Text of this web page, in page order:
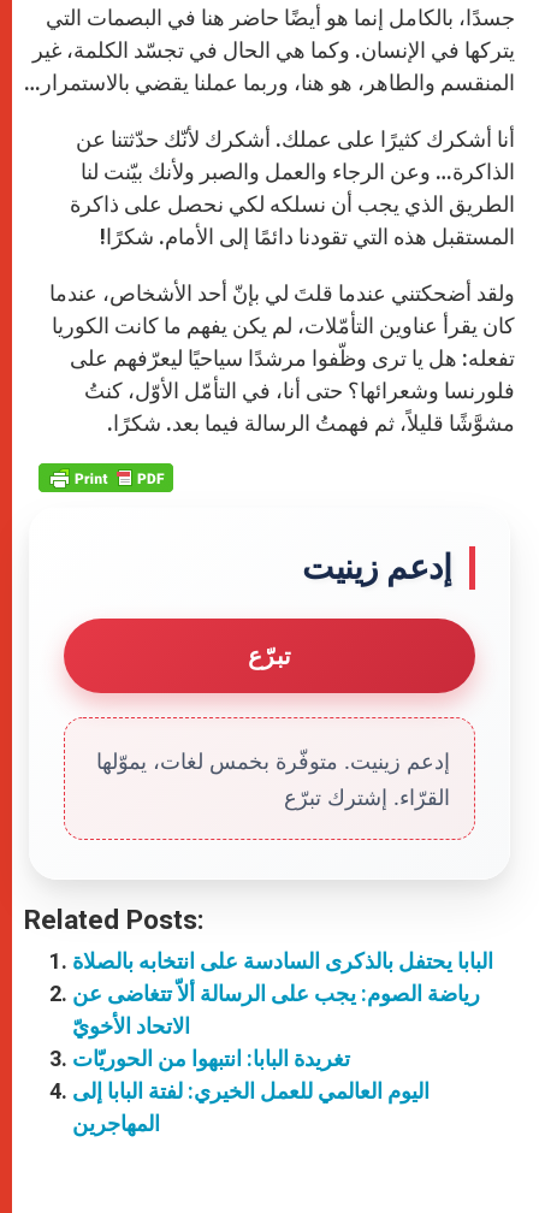
جسدًا، بالكامل إنما هو أيضًا حاضر هنا في البصمات التي
يتركها في الإنسان. وكما هي الحال في تجسّد الكلمة، غير
المنقسم والطاهر، هو هنا، وربما عملنا يقضي بالاستمرار…
أنا أشكرك كثيرًا على عملك. أشكرك لأنّك حدّثتنا عن
الذاكرة… وعن الرجاء والعمل والصبر ولأنك بيّنت لنا
الطريق الذي يجب أن نسلكه لكي نحصل على ذاكرة
المستقبل هذه التي تقودنا دائمًا إلى الأمام. شكرًا!
ولقد أضحكتني عندما قلتَ لي بإنّ أحد الأشخاص، عندما
كان يقرأ عناوين التأمّلات، لم يكن يفهم ما كانت الكوريا
تفعله: هل يا ترى وظّفوا مرشدًا سياحيًا ليعرّفهم على
فلورنسا وشعرائها؟ حتى أنا، في التأمّل الأوّل، كنتُ
مشوَّشًا قليلاً، ثم فهمتُ الرسالة فيما بعد. شكرًا.
إدعم زينيت
تبرّع
إدعم زينيت. متوفّرة بخمس لغات، يموّلها
القرّاء. إشترك تبرّع
Related Posts:
البابا يحتفل بالذكرى السادسة على انتخابه بالصلاة
رياضة الصوم: يجب على الرسالة ألاّ تتغاضى عن
الاتحاد الأخويّ
تغريدة البابا: انتبهوا من الحوريّات
اليوم العالمي للعمل الخيري: لفتة البابا إلى
المهاجرين